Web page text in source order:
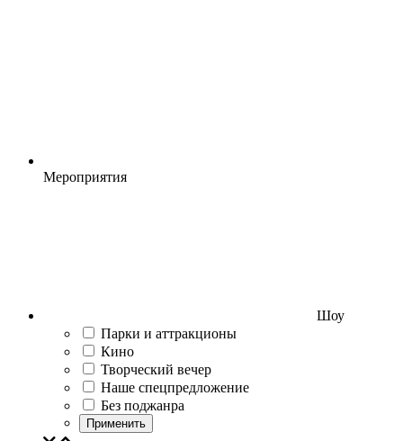
Мероприятия
Шоу
Парки и аттракционы
Кино
Творческий вечер
Наше спецпредложение
Без поджанра
Применить